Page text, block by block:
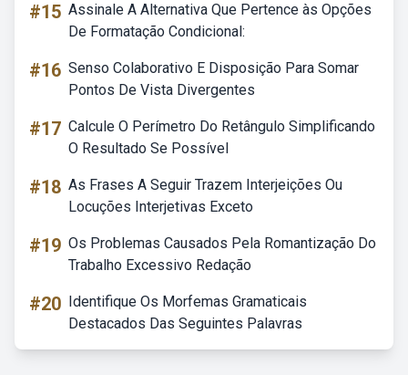
#15 Assinale A Alternativa Que Pertence às Opções
De Formatação Condicional:
#16 Senso Colaborativo E Disposição Para Somar
Pontos De Vista Divergentes
#17 Calcule O Perímetro Do Retângulo Simplificando
O Resultado Se Possível
#18 As Frases A Seguir Trazem Interjeições Ou
Locuções Interjetivas Exceto
#19 Os Problemas Causados Pela Romantização Do
Trabalho Excessivo Redação
#20 Identifique Os Morfemas Gramaticais
Destacados Das Seguintes Palavras